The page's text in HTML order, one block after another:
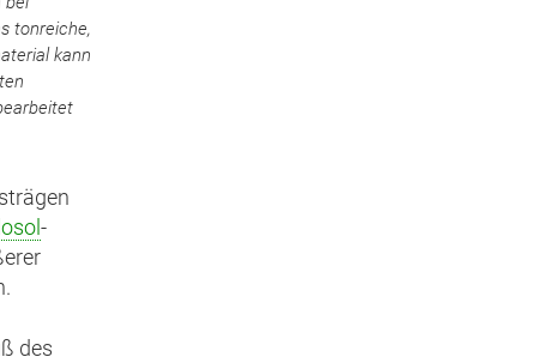
tonreiche,
kann
-
des